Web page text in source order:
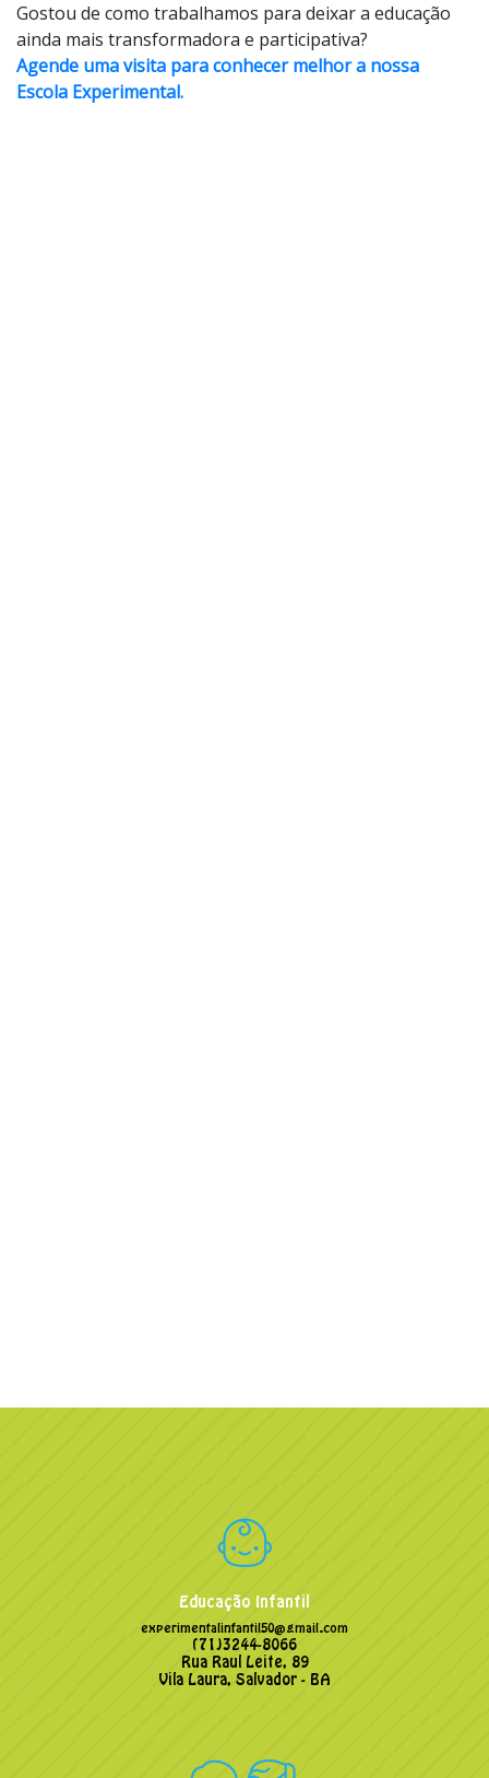
Gostou de como trabalhamos para deixar a educação
ainda mais transformadora e participativa?
Agende uma visita para conhecer melhor a nossa
Escola Experimental.
Educação Infantil
experimentalinfantil50@gmail.com
(71)3244-8066
Rua Raul Leite, 89
Vila Laura, Salvador - BA